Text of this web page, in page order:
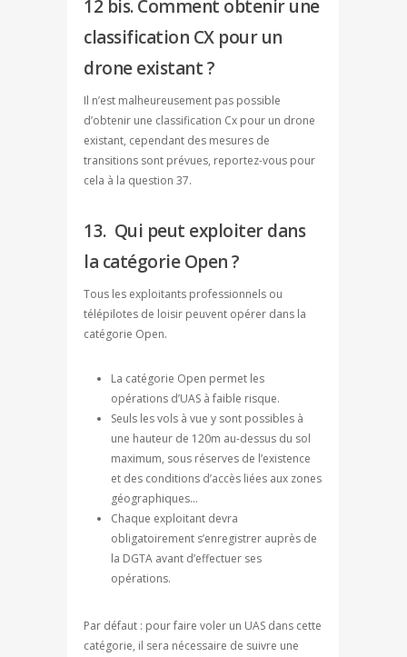
12 bis. Comment obtenir une
classification CX pour un
drone existant ?
Il n’est malheureusement pas possible
d’obtenir une classification Cx pour un drone
existant, cependant des mesures de
transitions sont prévues, reportez-vous pour
cela à la question 37.
13. Qui peut exploiter dans
la catégorie Open ?
Tous les exploitants professionnels ou
télépilotes de loisir peuvent opérer dans la
catégorie Open.
La catégorie Open permet les
opérations d’UAS à faible risque.
Seuls les vols à vue y sont possibles à
une hauteur de 120m au-dessus du sol
maximum, sous réserves de l’existence
et des conditions d’accès liées aux zones
géographiques…
Chaque exploitant devra
obligatoirement s’enregistrer auprès de
la DGTA avant d’effectuer ses
opérations.
Par défaut : pour faire voler un UAS dans cette
catégorie, il sera nécessaire de suivre une